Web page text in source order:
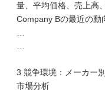
量、平均価格、売上高
Company Bの最近の動
3 競争環境：メーカー
市場分析